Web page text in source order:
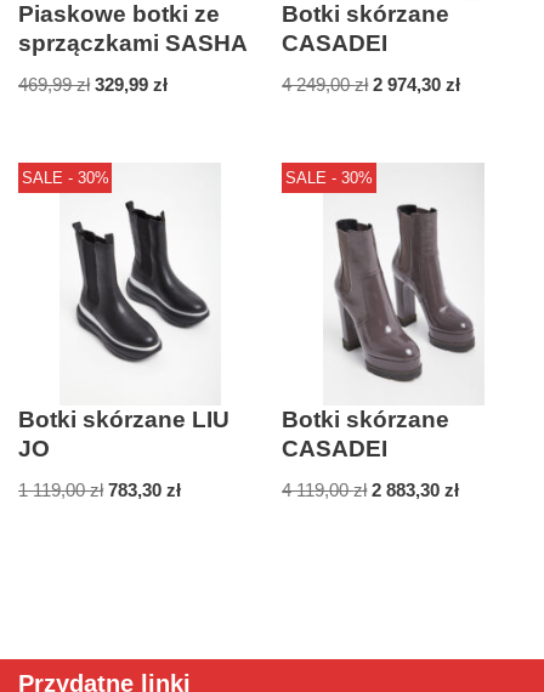
Piaskowe botki ze
sprzączkami SASHA
469,99zł 329,99 zł
Botki skórzane
CASADEI
4 249,00zł 2 974,30zł
SALE - 30%
Botki skórzane LIU
JO
1 119,00zł 783,30 zł
SALE - 30%
Botki skórzane
CASADEI
4 119,00zł 2 883,30zł
Przydatne linki